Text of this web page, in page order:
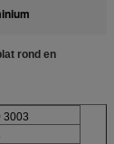
rond en
3003